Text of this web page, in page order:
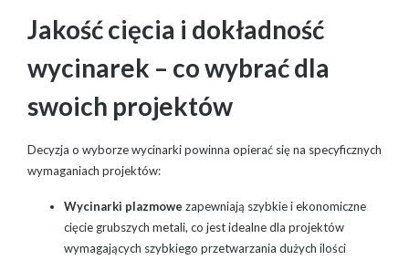
Jakość cięcia i dokładność
wycinarek – co wybrać dla
swoich projektów
Decyzja o wyborze wycinarki powinna opierać się na specyficznych
wymaganiach projektów:
Wycinarki plazmowe zapewniają szybkie i ekonomiczne
cięcie grubszych metali, co jest idealne dla projektów
wymagających szybkiego przetwarzania dużych ilości